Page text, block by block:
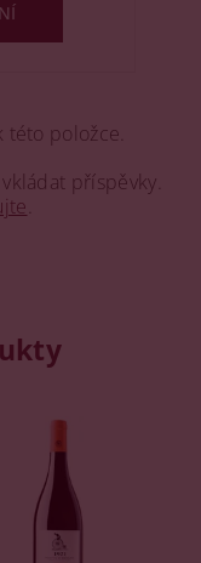
položce.
příspěvky.